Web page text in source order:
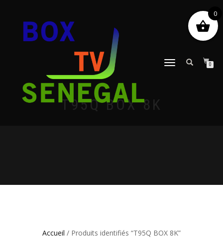
DÉPLIER
0
T95Q BOX 8K
Accueil / Produits identifiés “T95Q BOX 8K”
0